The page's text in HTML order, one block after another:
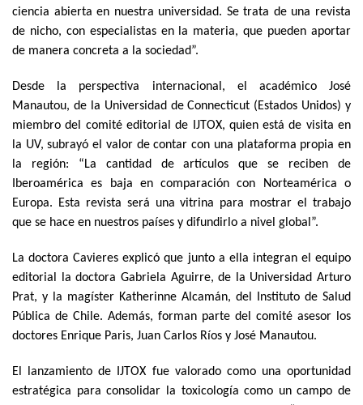
ciencia abierta en nuestra universidad. Se trata de una revista
de nicho, con especialistas en la materia, que pueden aportar
de manera concreta a la sociedad”.
Desde la perspectiva internacional, el académico José
Manautou, de la Universidad de Connecticut (Estados Unidos) y
miembro del comité editorial de IJTOX, quien está de visita en
la UV, subrayó el valor de contar con una plataforma propia en
la región: “La cantidad de artículos que se reciben de
Iberoamérica es baja en comparación con Norteamérica o
Europa. Esta revista será una vitrina para mostrar el trabajo
que se hace en nuestros países y difundirlo a nivel global”.
La doctora Cavieres explicó que junto a ella integran el equipo
editorial la doctora Gabriela Aguirre, de la Universidad Arturo
Prat, y la magíster Katherinne Alcamán, del Instituto de Salud
Pública de Chile. Además, forman parte del comité asesor los
doctores Enrique Paris, Juan Carlos Ríos y José Manautou.
El lanzamiento de IJTOX fue valorado como una oportunidad
estratégica para consolidar la toxicología como un campo de